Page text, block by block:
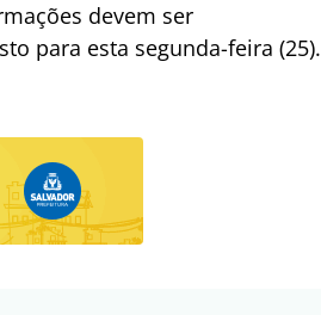
devem ser
para esta segunda-feira (25).